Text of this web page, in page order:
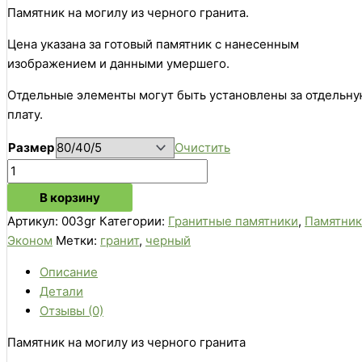
Памятник на могилу из черного гранита.
Цена указана за готовый памятник с нанесенным
изображением и данными умершего.
Отдельные элементы могут быть установлены за
плату.
Размер Очистить
В корзину
Артикул: 003gr Категории: Гранитные памятники,
Эконом Метки: гранит, черный
Описание
Детали
Отзывы (0)
Памятник на могилу из черного гранита